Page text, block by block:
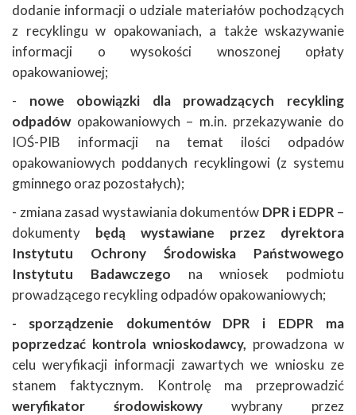
dodanie informacji o udziale materiałów pochodzących
z recyklingu w opakowaniach, a także wskazywanie
informacji o wysokości wnoszonej opłaty
opakowaniowej;
- nowe obowiązki dla prowadzących recykling
odpadówopakowaniowych – m.in. przekazywanie do
IOŚ-PIB informacji na temat ilości odpadów
opakowaniowych poddanych recyklingowi (z systemu
gminnego oraz pozostałych);
- zmiana zasad wystawiania dokumentów DPR i EDPR –
dokumenty będą wystawiane przez dyrektora
Instytutu Ochrony Środowiska Państwowego
Instytutu Badawczego na wniosek podmiotu
prowadzącego recykling odpadów opakowaniowych;
- sporządzenie dokumentów DPR i EDPR ma
poprzedzać kontrola wnioskodawcy, prowadzona w
celu weryfikacji informacji zawartych we wniosku ze
stanem faktycznym. Kontrolę ma przeprowadzić
weryfikator środowiskowy wybrany przez